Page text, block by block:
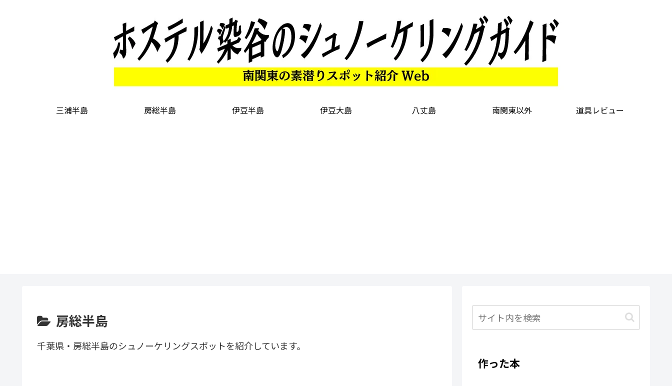
三浦半島 房総半島 伊豆半島 伊豆大島 八丈島 南関東以外 道具レビュー
房総半島
千葉県・房総半島のシュノーケリングスポットを紹介しています。
作った本